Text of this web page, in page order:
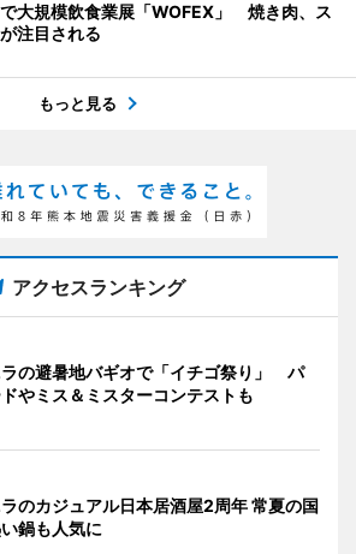
大規模飲食業展「WOFEX」 焼き肉、ス
注目される
もっと見る
アクセスランキング
の避暑地バギオで「イチゴ祭り」 パ
やミス＆ミスターコンテストも
のカジュアル日本居酒屋2周年 常夏の国
鍋も人気に